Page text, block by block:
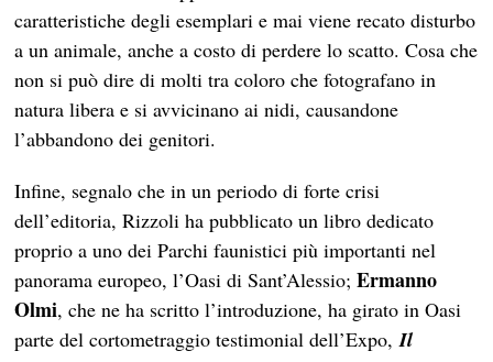
caratteristiche degli esemplari e mai viene recato disturbo
a un animale, anche a costo di perdere lo scatto. Cosa che
non si può dire di molti tra coloro che fotografano in
natura libera e si avvicinano ai nidi, causandone
l’abbandono dei genitori.
Infine, segnalo che in un periodo di forte crisi
dell’editoria, Rizzoli ha pubblicato un libro dedicato
proprio a uno dei Parchi faunistici più importanti nel
panorama europeo, l’Oasi di Sant’Alessio;Ermanno
Olmi, che ne ha scritto l’introduzione, ha girato in Oasi
parte del cortometraggio testimonial dell’Expo, Il